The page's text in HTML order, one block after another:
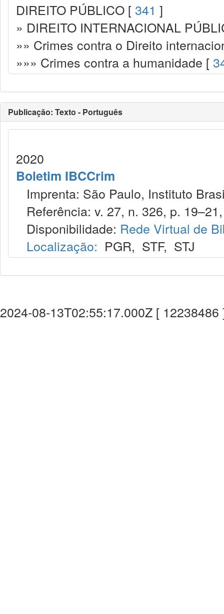
DIREITO PÚBLICO [ 341 ]
» DIREITO INTERNACIONAL
»» Crimes contra o Direito
»»» Crimes contra a humanidade [
Publicação: Texto - Português
2020
Boletim IBCCrim
Imprenta: São Paulo, Instituto
Referência: v. 27, n. 326, p.
Disponibilidade: Rede Virtual de
Localização: PGR, STF, STJ
2024-08-13T02:55:17.000Z [ 12238486